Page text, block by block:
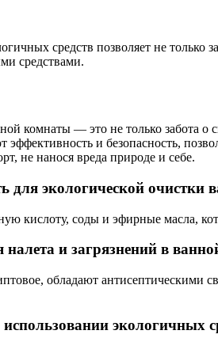
средств позволяет не только
средствами.
комнаты — это не только
и безопасность,
не нанося вреда природе и себе.
для экологической очистки
кислоту, соды и эфирные масла,
и загрязнений в
обладают антисептическими
экологичных